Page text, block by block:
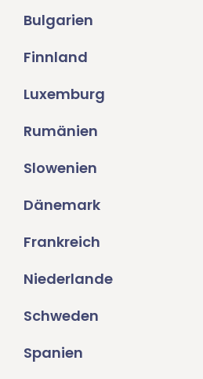
Bulgarien
Finnland
Luxemburg
Rumänien
Slowenien
Dänemark
Frankreich
Niederlande
Schweden
Spanien